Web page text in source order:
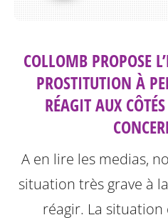
COLLOMB PROPOSE
PROSTITUTION À
RÉAGIT AUX
A en lire les medias,
situation très grave à
réagir. La situation